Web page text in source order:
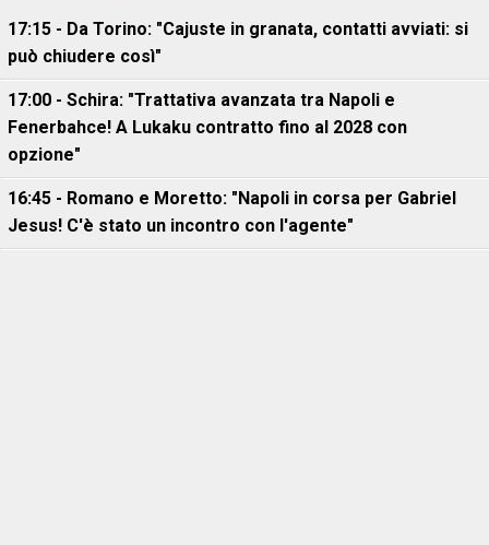
17:15 - Da Torino: "Cajuste in granata, contatti avviati: si
può chiudere così"
17:00 - Schira: "Trattativa avanzata tra Napoli e
Fenerbahce! A Lukaku contratto fino al 2028 con
opzione"
16:45 - Romano e Moretto: "Napoli in corsa per Gabriel
Jesus! C'è stato un incontro con l'agente"